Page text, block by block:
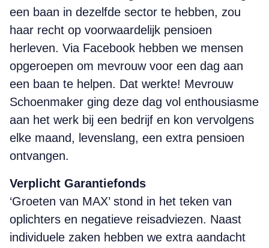
een baan in dezelfde sector te hebben, zou
haar recht op voorwaardelijk pensioen
herleven. Via Facebook hebben we mensen
opgeroepen om mevrouw voor een dag aan
een baan te helpen. Dat werkte! Mevrouw
Schoenmaker ging deze dag vol enthousiasme
aan het werk bij een bedrijf en kon vervolgens
elke maand, levenslang, een extra pensioen
ontvangen.
Verplicht Garantiefonds
‘Groeten van MAX’ stond in het teken van
oplichters en negatieve reisadviezen. Naast
individuele zaken hebben we extra aandacht